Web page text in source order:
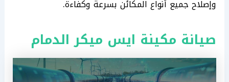
وإصلاح جميع أنواع المكائن بسرعة وكفاءة.
صيانة مكينة ايس ميكر الدمام